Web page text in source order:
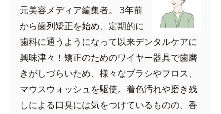
元美容メディア編集者。 3年前
から歯列矯正を始め、定期的に
歯科に通うようになって以来デンタルケアに
興味津々！矯正のためのワイヤー器具で歯磨
きがしづらいため、様々なブラシやフロス、
マウスウォッシュを駆使。着色汚れや磨き残
しによる口臭には気をつけているものの、香